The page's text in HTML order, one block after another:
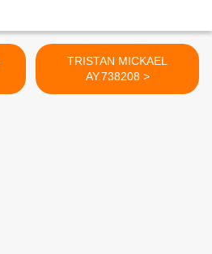
TRISTAN MICKAEL
AY.738208 >